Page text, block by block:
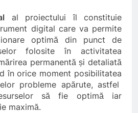
al proiectului îl constituie
digital care va permite
optimă din punct de
folosite în activitatea
permanentă și detaliată
în orice moment posibilitatea
probleme apărute, astfel
să fie optimă iar
maximă.